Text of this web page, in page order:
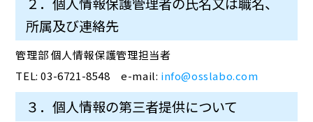
所属及び連絡先
管理部 個人情報保護管理担当者
TEL: 03-6721-8548 e-mail: info@osslabo.com
３．個人情報の第三者提供について